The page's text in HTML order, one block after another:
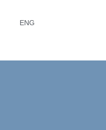
ENG